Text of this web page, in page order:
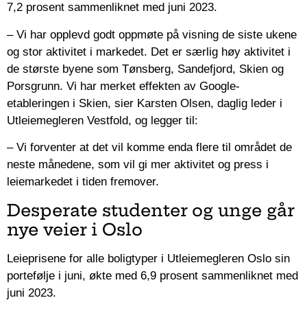
7,2 prosent sammenliknet med juni 2023.
– ­Vi har opplevd godt oppmøte på visning de siste ukene
og stor aktivitet i markedet. Det er særlig høy aktivitet i
de største byene som Tønsberg, Sandefjord, Skien og
Porsgrunn. Vi har merket effekten av Google-
etableringen i Skien, sier Karsten Olsen, daglig leder i
Utleiemegleren Vestfold, og legger til:
– Vi forventer at det vil komme enda flere til området de
neste månedene, som vil gi mer aktivitet og press i
leiemarkedet i tiden fremover.
Desperate studenter og unge går
nye veier i Oslo
Leieprisene for alle boligtyper i Utleiemegleren Oslo sin
portefølje i juni, økte med 6,9 prosent sammenliknet med
juni 2023.